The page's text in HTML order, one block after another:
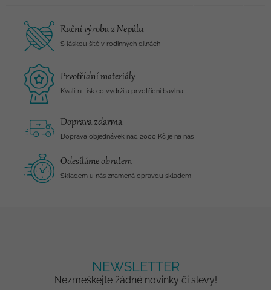
Ruční výroba z Nepálu
S láskou šité v rodinných dílnách
Prvotřídní materiály
Kvalitní tisk co vydrží a prvotřídní bavlna
Doprava zdarma
Doprava objednávek nad 2000 Kč je na nás
Odesíláme obratem
Skladem u nás znamená opravdu skladem
NEWSLETTER
Nezmeškejte žádné novinky či slevy!